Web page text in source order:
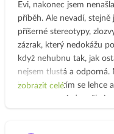
Evi, nakonec jsem
příběh. Ale nevadí,
příšerné stereotypy,
zázrak, který nedokážu
když nehubnu tak, jak
nejsem tlustá a odporná.
lépe tráví, cítím se lehce
zobrazit celé